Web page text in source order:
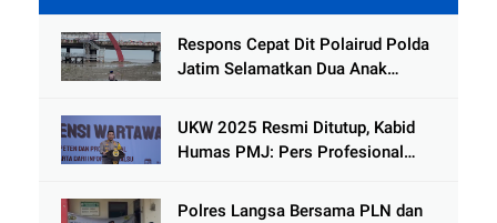
Gading
Respons Cepat Dit Polairud Polda
Jatim Selamatkan Dua Anak
Kenjeran
UKW 2025 Resmi Ditutup, Kabid
Humas PMJ: Pers Profesional
Hoaks
Polres Langsa Bersama PLN dan